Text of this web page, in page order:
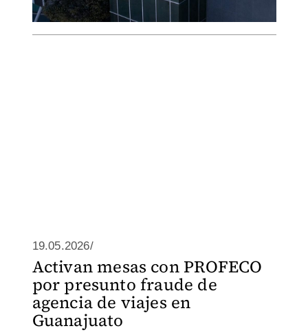
19.05.2026/
Activan mesas con PROFECO
por presunto fraude de
agencia de viajes en
Guanajuato